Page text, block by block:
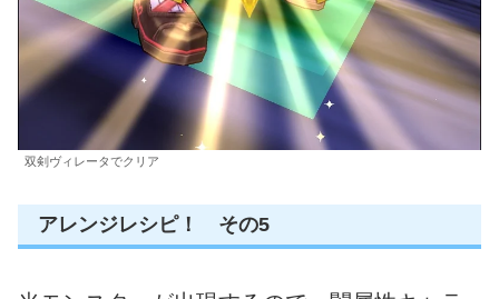
双剣ヴィレータでクリア
アレンジレシピ！ その5